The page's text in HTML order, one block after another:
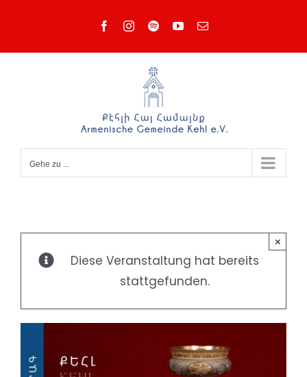
springen
FacebookInstagram
SpotifyYouTube
E-
Gehe zu ...
Diese Veranstaltung hat bereits
stattgefunden.
×